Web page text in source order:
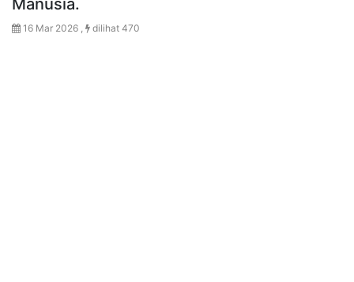
Manusia.
16 Mar 2026 , dilihat 470